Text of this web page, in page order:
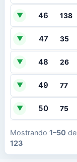
▼ 46 138
▼ 47 35
▼ 48 26
▼ 49 77
▼ 50 75
Mostrando 1–50 de
123